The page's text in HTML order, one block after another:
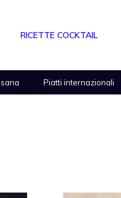
RICETTE COCKTAIL
Piatti internazionali